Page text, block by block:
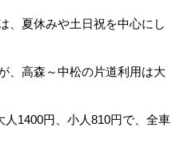
、夏休みや土日祝を中心にし
、高森～中松の片道利用は大
1400円、小人810円で、全車